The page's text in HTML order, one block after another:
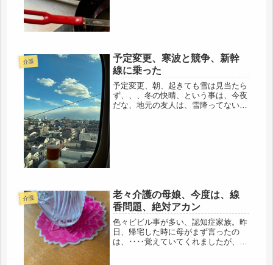
介護
予定変更、寒波と競争、新幹
線に乗った
予定変更、朝、起きても雪は見当たら
ず、、、冬の快晴、という事は、今夜
だな、地元の友人は、雪降ってないけ
介護
老々介護の母娘、今度は、線
香問題、絶対アカン
色々ビビル事が多い、認知症家族。昨
日、帰宅した時に母がまず言ったの
は、‥‥覚えていてくれましたが、